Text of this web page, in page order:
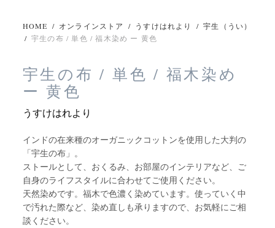
HOME / オンラインストア / うすけはれより / 宇生（うい）
/ 宇生の布 / 単色 / 福木染め ー 黄色
宇生の布 / 単色 / 福木染め
ー 黄色
うすけはれより
インドの在来種のオーガニックコットンを使用した大判の
「宇生の布」。
ストールとして、おくるみ、お部屋のインテリアなど、ご
自身のライフスタイルに合わせてご使用ください。
天然染めです。福木で色濃く染めています。使っていく中
で汚れた際など、染め直しも承りますので、お気軽にご相
談ください。